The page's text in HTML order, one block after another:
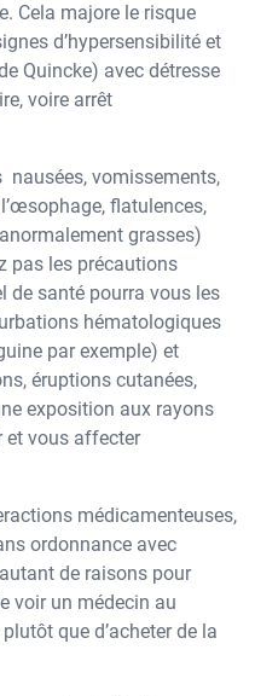
Cela majore le risque
d’hypersensibilité et
Quincke) avec détresse
voire arrêt
nausées, vomissements,
flatulences,
grasses)
pas les précautions
de santé pourra vous les
hématologiques
par exemple) et
éruptions cutanées,
exposition aux rayons
et vous affecter
médicamenteuses,
ordonnance avec
de raisons pour
voir un médecin au
que d’acheter de la